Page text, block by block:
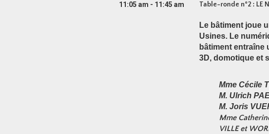
11:05 am - 11:45 am Table-ronde n°2 : LE
Le bâtiment joue
Usines. Le
bâtiment entraîne
3D, domotique et
Mme Cécile
M. Ulrich
M. Joris
Mme
VILLE et